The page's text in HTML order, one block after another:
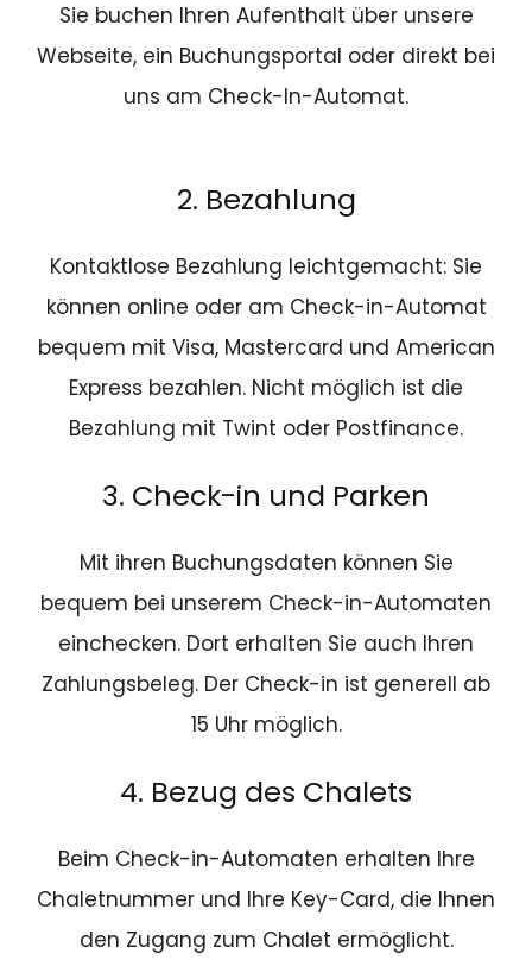
Sie buchen Ihren Aufenthalt über unsere
Webseite, ein Buchungsportal oder direkt bei
uns am Check-In-Automat.
2. Bezahlung
Kontaktlose Bezahlung leichtgemacht: Sie
können online oder am Check-in-Automat
bequem mit Visa, Mastercard und American
Express bezahlen. Nicht möglich ist die
Bezahlung mit Twint oder Postfinance.
3. Check-in und Parken
Mit ihren Buchungsdaten können Sie
bequem bei unserem Check-in-Automaten
einchecken. Dort erhalten Sie auch Ihren
Zahlungsbeleg. Der Check-in ist generell ab
15 Uhr möglich.
4. Bezug des Chalets
Beim Check-in-Automaten erhalten Ihre
Chaletnummer und Ihre Key-Card, die Ihnen
den Zugang zum Chalet ermöglicht.